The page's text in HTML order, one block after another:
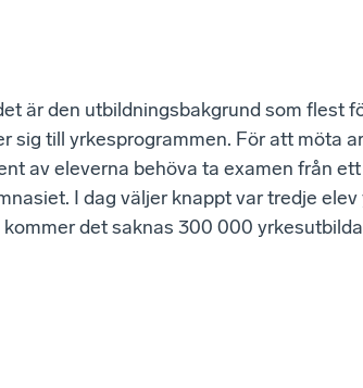
är den utbildningsbakgrund som flest
sig till yrkesprogrammen. För att möta
av eleverna behöva ta examen från
I dag väljer knappt var tredje
det saknas 300 000